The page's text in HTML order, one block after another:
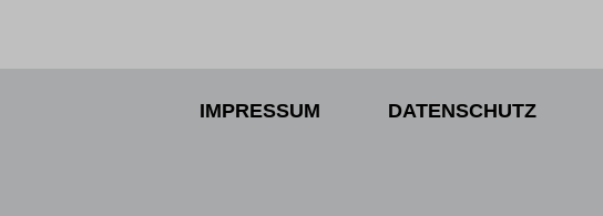
IMPRESSUM DATENSCHUTZ